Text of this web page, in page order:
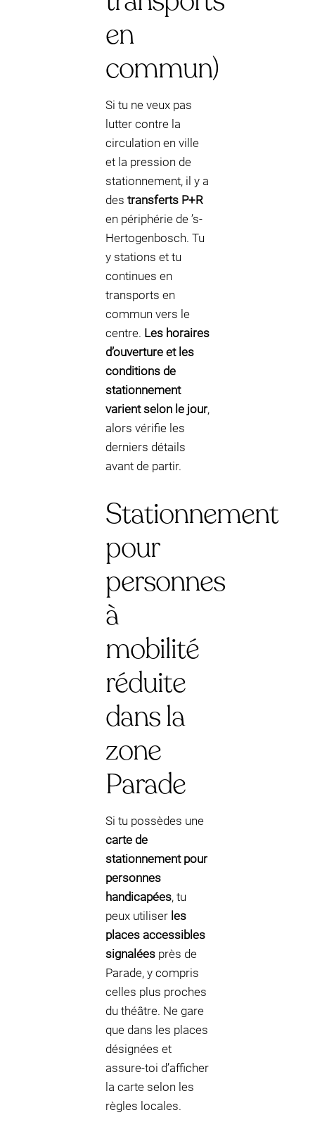
en
commun)
Si tu ne veux pas
lutter contre la
circulation en ville
et la pression de
stationnement, il y a
des transferts P+R
en périphérie de ’s-
Hertogenbosch. Tu
y stations et tu
continues en
transports en
commun vers le
centre. Les horaires
d’ouverture et les
conditions de
stationnement
varient selon le jour,
alors vérifie les
derniers détails
avant de partir.
Stationnement
pour
personnes
à
mobilité
réduite
dans la
zone
Parade
Si tu possèdes une
carte de
stationnement pour
personnes
handicapées, tu
peux utiliser les
places accessibles
signalées près de
Parade, y compris
celles plus proches
du théâtre. Ne gare
que dans les places
désignées et
assure-toi d’afficher
la carte selon les
règles locales.